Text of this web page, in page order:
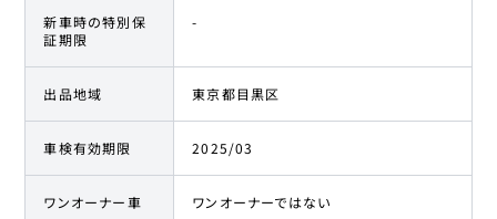
新車時の特別保
証期限
-
出品地域 東京都目黒区
車検有効期限 2025/03
ワンオーナー車 ワンオーナーではない